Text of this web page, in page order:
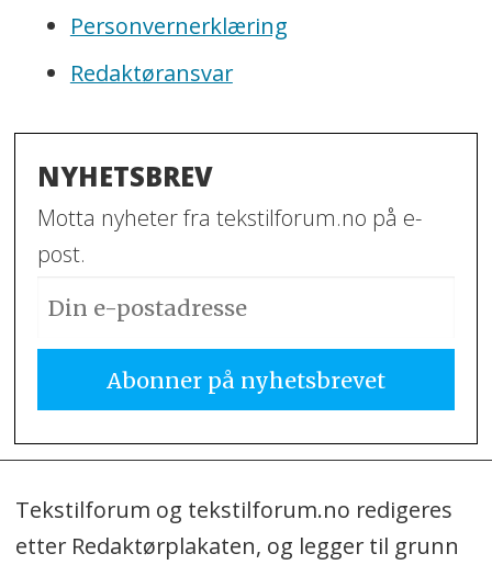
Personvernerklæring
Redaktøransvar
NYHETSBREV
Motta nyheter fra tekstilforum.no på e-
post.
Tekstilforum og tekstilforum.no redigeres
etter Redaktørplakaten, og legger til grunn